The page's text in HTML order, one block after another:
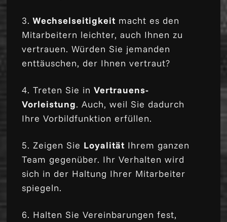
3. Wechselseitigkeit macht es den
Mitarbeitern leichter, auch Ihnen zu
vertrauen. Würden Sie jemanden
enttäuschen, der Ihnen vertraut?
4. Treten Sie inVertrauens-
Vorleistung. Auch, weil Sie dadurch
Ihre Vorbildfunktion erfüllen.
5. Zeigen Sie Loyalität Ihrem ganzen
Team gegenüber. Ihr Verhalten wird
sich in der Haltung Ihrer Mitarbeiter
spiegeln.
6. Halten Sie Vereinbarungen fest,